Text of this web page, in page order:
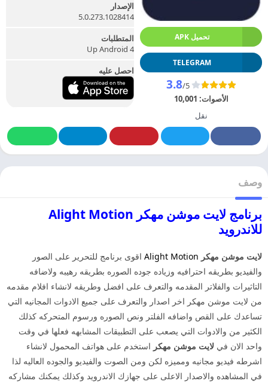
تحميل APK
TELEGRAM
3.8/5
الأصوات: 10,001
نقل
الإصدار
5.0.273.1028414
المتطلبات
Up Android 4
احصل عليه
وصف
برنامج لايت موشن مهكر Alight Motion
للاندرويد
لايت موشن مهكر Alight Motion اقوى برنامج للتحرير على الصور
والفيديو بطريقه احترافيه وزياده جوده الصوره بطريقه رهيبه ولاضافه
التاثيرات والفلاتر المقدمه والتعرف على افضل وطريقه لانشاء افلام مقدمه
من لايت موشن مهكر اخر اصدار والتعرف على جميع الادوات المجانيه التي
تساعدك على القص واضافه الفلتر ونص الصوره ورسوم المتحركه كذلك
الكثير من والادوات التي يصعب على التطبيقات المشابهه فعلها في وقت
واحد الان في لايت موشن مهكر استخدم على هواتف المحمول لانشاء
اشرطه فيديو مجانيه ومميزه لكن ومن الصوت والفيديو والجوده العاليه لذا
في المشاهده والاصدار الاعلى على جهازك الاندرويد وكذلك يمكنك مشاركه